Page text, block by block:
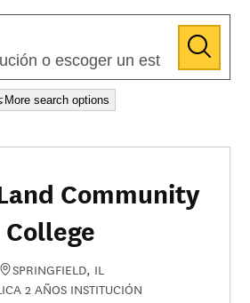
More search options
Community
College
SPRINGFIELD, IL
2 AÑOS INSTITUCIÓN